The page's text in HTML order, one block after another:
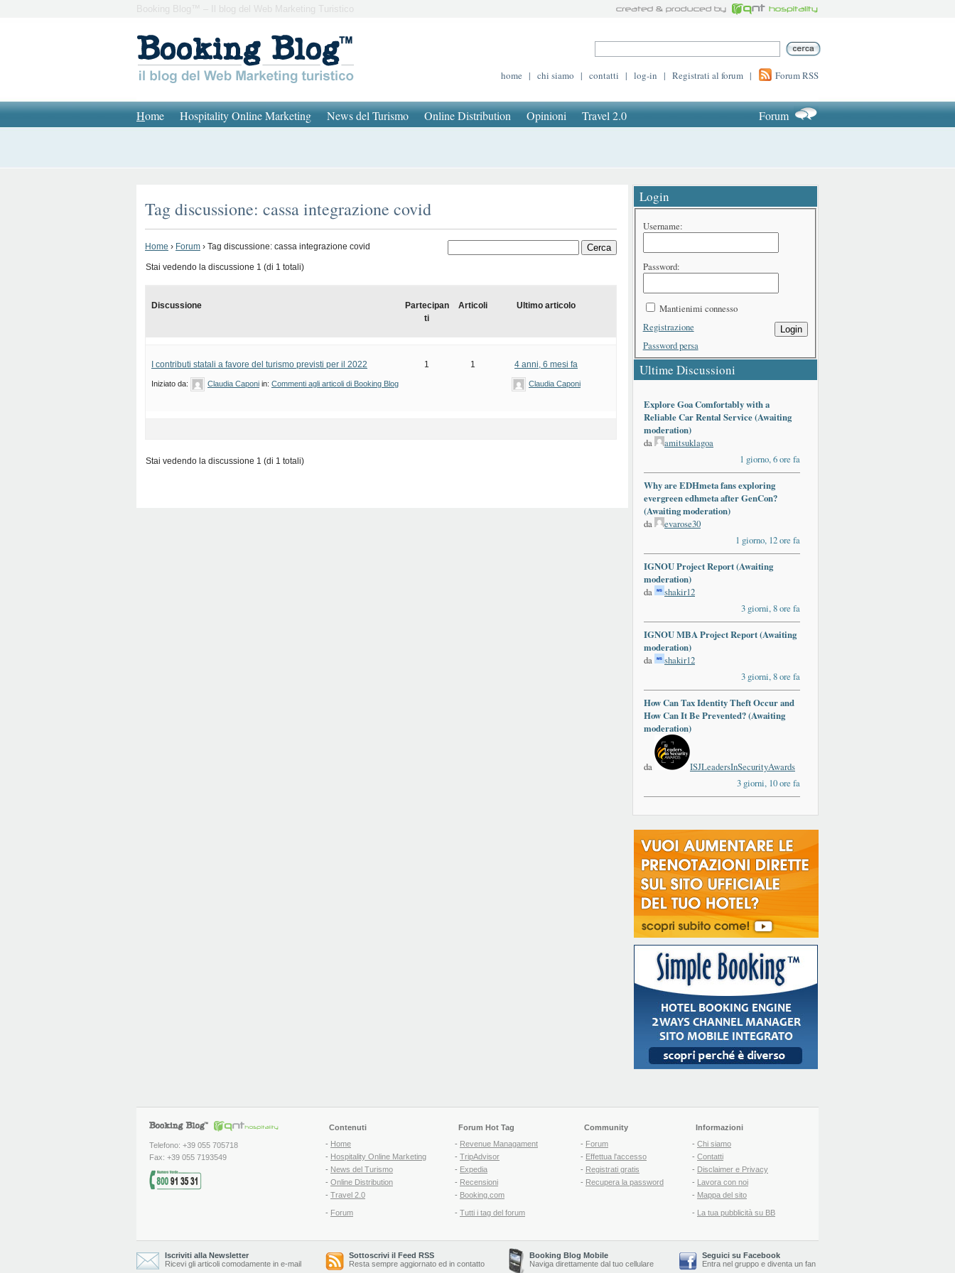
Booking Blog™ – Il blog del Web Marketing Turistico
home | chi siamo | contatti | log-in | Registrati al forum | Forum RSS
Home Hospitality Online Marketing News del Turismo Online Distribution Opinioni Travel 2.0 Forum
Tag discussione: cassa integrazione covid
Home › Forum › Tag discussione: cassa integrazione covid
Stai vedendo la discussione 1 (di 1 totali)
Discussione
Partecipan
ti
Articoli Ultimo articolo
I contributi statali a favore del turismo previsti per il 2022
Iniziato da: Claudia Caponi in: Commenti agli articoli di Booking Blog
1 1 4 anni, 6 mesi fa
Claudia Caponi
Stai vedendo la discussione 1 (di 1 totali)
Login
Username:
Password:
Mantienimi connesso
Login
Registrazione
Password persa
Ultime Discussioni
Explore Goa Comfortably with a
Reliable Car Rental Service (Awaiting
moderation)
da
amitsuklagoa
1 giorno, 6 ore fa
Why are EDHmeta fans exploring
evergreen edhmeta after GenCon?
(Awaiting moderation)
da
evarose30
1 giorno, 12 ore fa
IGNOU Project Report (Awaiting
moderation)
da
shakir12
3 giorni, 8 ore fa
IGNOU MBA Project Report (Awaiting
moderation)
da
shakir12
3 giorni, 8 ore fa
How Can Tax Identity Theft Occur and
How Can It Be Prevented? (Awaiting
moderation)
da
ISJLeadersInSecurityAwards
3 giorni, 10 ore fa
Telefono: +39 055 705718
Fax: +39 055 7193549
Contenuti
- Home
- Hospitality Online Marketing
- News del Turismo
- Online Distribution
- Travel 2.0
- Forum
Forum Hot Tag
- Revenue Managament
- TripAdvisor
- Expedia
- Recensioni
- Booking.com
- Tutti i tag del forum
Community
- Forum
- Effettua l'accesso
- Registrati gratis
- Recupera la password
Informazioni
- Chi siamo
- Contatti
- Disclaimer e Privacy
- Lavora con noi
- Mappa del sito
- La tua pubblicità su BB
Iscriviti alla Newsletter
Ricevi gli articoli comodamente in e-mail
Sottoscrivi il Feed RSS
Resta sempre aggiornato ed in contatto
Booking Blog Mobile
Naviga direttamente dal tuo cellulare
Seguici su Facebook
Entra nel gruppo e diventa un fan